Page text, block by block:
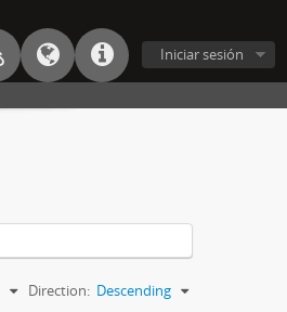
Iniciar sesión
Direction: Descending